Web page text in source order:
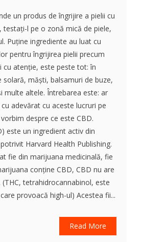
un produs de îngrijire a pielii cu
l pe o zonă mică de piele,
Puține ingrediente au luat cu
pentru îngrijirea pielii precum
cu atenție, este peste tot: în
măști, balsamuri de buze,
multe altele. Întrebarea este: ar
adevărat cu aceste lucruri pe
despre ce este CBD.
este un ingredient activ din
Harvard Health Publishing.
fie din marijuana medicinală, fie
conține CBD, CBD nu are
tetrahidrocannabinol, este
provoacă high-ul) Acestea fii...
Read More